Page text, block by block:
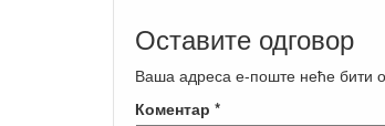
Оставите одговор
Ваша адреса е-поште неће бити
Коментар *